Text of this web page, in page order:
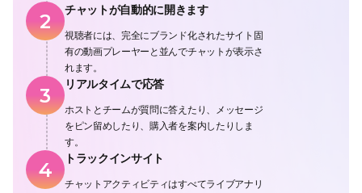
2 チャットが自動的に開きます
視聴者には、完全にブランド化されたサイト固
有の動画プレーヤーと並んでチャットが表示さ
れます。
3 リアルタイムで応答
ホストとチームが質問に答えたり、メッセージ
をピン留めしたり、購入者を案内したりしま
す。
4 トラックインサイト
チャットアクティビティはすべてライブアナリ